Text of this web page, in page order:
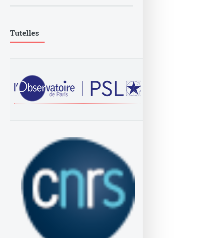
Tutelles